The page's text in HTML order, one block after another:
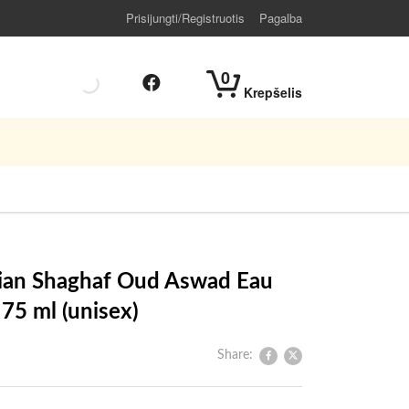
Prisijungti/Registruotis Pagalba
0
Krepšelis
Shaghaf Oud Aswad Eau
ml (unisex)
Share: